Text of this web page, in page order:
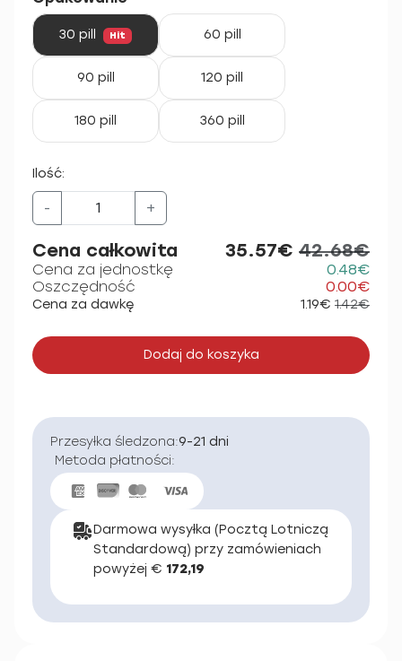
30 pill Hit 60 pill
90 pill 120 pill
180 pill 360 pill
Ilość:
- +
Cena całkowita 35.57€ 42.68€
Cena za jednostkę
0.48€
Oszczędność
0.00€
Cena za dawkę 1.19€ 1.42€
Dodaj do koszyka
Przesyłka śledzona:9-21 dni
Metoda płatności:
Darmowa wysyłka (Pocztą Lotniczą
Standardową) przy zamówieniach
powyżej € 172,19